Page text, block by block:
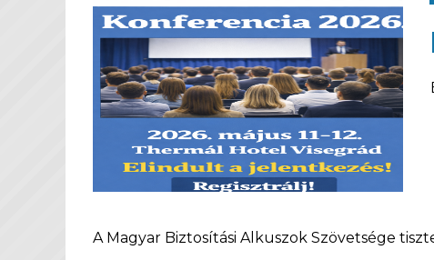
A Magyar Biztosítási Alkuszok Szövetsége